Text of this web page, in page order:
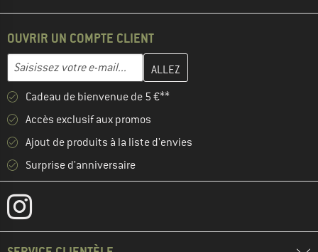
OUVRIR UN COMPTE CLIENT
Adresse e-mail
Entrez votre adresse e-mail ici et créez votre compte client à la
Cadeau de bienvenue de 5 €**
Accès exclusif aux promos
Ajout de produits à la liste d'envies
Surprise d'anniversaire